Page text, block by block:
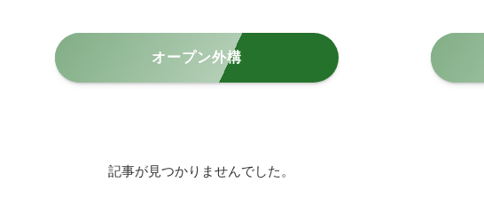
オープン外構
記事が見つかりませんでした。